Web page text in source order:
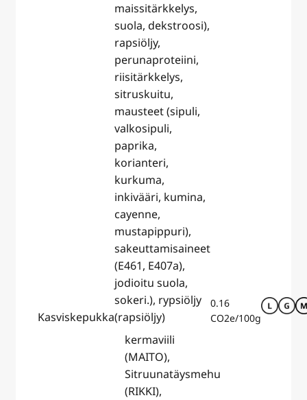
Kasviskepukka
maissitärkkelys,
suola, dekstroosi),
rapsiöljy,
perunaproteiini,
riisitärkkelys,
sitruskuitu,
mausteet (sipuli,
valkosipuli,
paprika,
korianteri,
kurkuma,
inkivääri, kumina,
cayenne,
mustapippuri),
sakeuttamisaineet
(E461, E407a),
jodioitu suola,
sokeri.), rypsiöljy
(rapsiöljy)
0.16
CO2e/100g
kermaviili
(MAITO),
Sitruunatäysmehu
(RIKKI),